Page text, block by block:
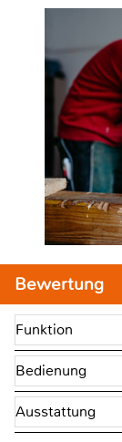
Bewertung
Funktion
Bedienung
Ausstattung